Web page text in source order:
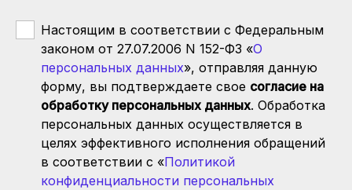
Настоящим в соответствии с Федеральным
законом от 27.07.2006 N 152-ФЗ «О
персональных данных», отправляя данную
форму, вы подтверждаете свое согласие на
обработку персональных данных. Обработка
персональных данных осуществляется в
целях эффективного исполнения обращений
в соответствии с «Политикой
конфиденциальности персональных